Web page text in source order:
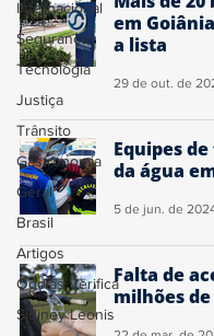
Internacional
Segurança
Tecnologia
Justiça
Trânsito
Gastronomia
Geral
Brasil
Artigos
Ogoiás Verifica
Sidiney Leonis
em
a lista
29 de out. de
Equipes
da água
5 de jun. de
Falta de
milhões